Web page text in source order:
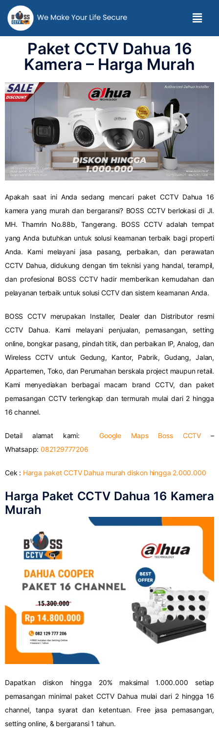
Paket CCTV Dahua 16
Kamera – Harga Murah
Apakah saat ini Anda sedang mencari paket CCTV Dahua 16
kamera yang murah dan bergaransi? BOSS CCTV berlokasi di Jl.
MH. Thamrin No.88b, Tangerang. BOSS CCTV adalah tempat
yang Anda butuhkan untuk solusi keamanan terbaik bagi properti
Anda. Kami melayani jasa pasang, perbaikan, dan perawatan
CCTV Dahua, didukung dengan tim teknisi yang handal, terampil,
dan profesional BOSS CCTV hadir memberikan kemudahan dan
pelayanan terbaik untuk solusi CCTV dan sistem keamanan Anda.
BOSS CCTV merupakan Installer, Dealer dan Distributor resmi
CCTV Dahua. Kami melayani penjualan, pemasangan, setting
online, bongkar pasang, pindah titik, dan perbaikan IP, Analog, dan
Wireless CCTV untuk Gedung, Kantor, Pabrik, Gudang, Jalan,
Appartemen, Toko, dan Perumahan berskala project maupun retail.
Kami menyediakan berbagai macam brand CCTV, dan paket
pemasangan CCTV terlengkap dan termurah mulai dari 2 hingga
16 channel.
Detail alamat kami:Google Maps Boss CCTV –
Whatsapp:082129777206
Cek : Harga paket CCTV Dahua murah diskon hingga 2.000.000
Harga Paket CCTV Dahua 16 Kamera
Murah
Dapatkan diskon hingga 20% maksimal 1.000.000 setiap
pemasangan minimal paket CCTV Dahua mulai dari 2 hingga 16
channel, tanpa syarat dan ketentuan. Free jasa pemasangan,
setting online, & bergaransi 1 tahun.